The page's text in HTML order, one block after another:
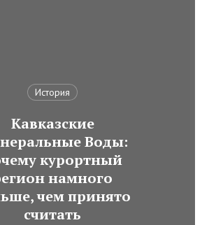
История
Кавказские
Воды:
курортный
намного
чем принято
считать